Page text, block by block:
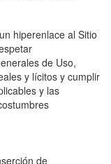
hiperenlace al Sitio
de Uso,
y lícitos y cumplir
y las
de